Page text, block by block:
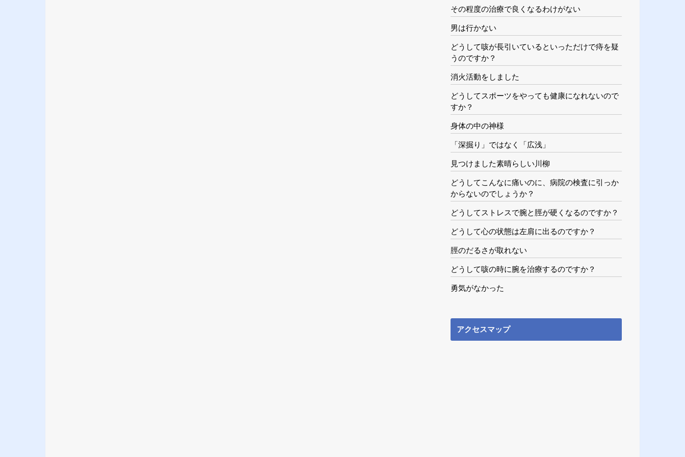
その程度の治療で良くなるわけがない
男は行かない
どうして咳が長引いているといっただけで痔を疑
うのですか？
消火活動をしました
どうしてスポーツをやっても健康になれないので
すか？
身体の中の神様
「深掘り」ではなく「広浅」
見つけました素晴らしい川柳
どうしてこんなに痛いのに、病院の検査に引っか
からないのでしょうか？
どうしてストレスで腕と脛が硬くなるのですか？
どうして心の状態は左肩に出るのですか？
脛のだるさが取れない
どうして咳の時に腕を治療するのですか？
勇気がなかった
アクセスマップ